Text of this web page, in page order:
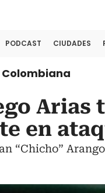
PODCAST CIUDADES
Colombiana
Arias
en
“Chicho”